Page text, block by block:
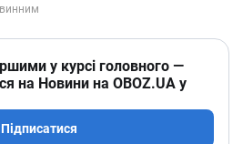
у курсі головного —
на Новини на OBOZ.UA у
Підписатися